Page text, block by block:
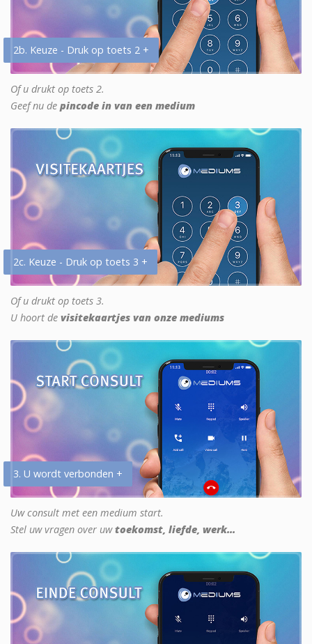
2b. Keuze - Druk op toets 2 +
Of u drukt op toets 2.
Geef nu de pincode in van een medium
2c. Keuze - Druk op toets 3 +
Of u drukt op toets 3.
U hoort de visitekaartjes van onze mediums
3. U wordt verbonden +
Uw consult met een medium start.
Stel uw vragen over uwtoekomst, liefde, werk...